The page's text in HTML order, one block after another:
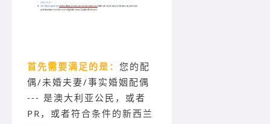
首先需要满足的是： 您的配
偶/未婚夫妻/事实婚姻配偶
--- 是澳大利亚公民，或者
PR，或者符合条件的新西兰